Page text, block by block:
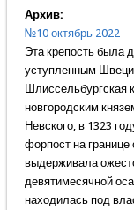
Архив:
№10 октябрь 2022
Эта крепость была
уступленным
новгородским
Невского, в 1323
форпост на
выдерживала
девятимесячной
находилась под